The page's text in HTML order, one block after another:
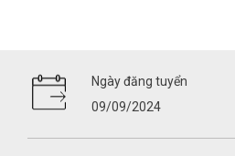
Ngày đăng tuyển
09/09/2024